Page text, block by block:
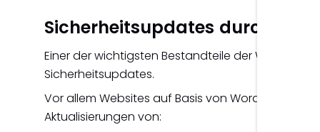
Sicherheitsupdates durchführen
Einer der wichtigsten Bestandteile der Website-
Sicherheitsupdates.
Vor allem Websites auf Basis von WordPress
Aktualisierungen von: